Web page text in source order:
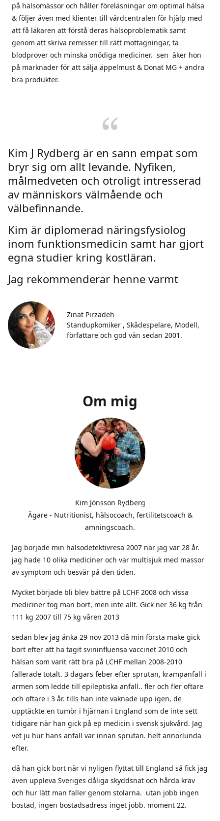
på hälsomässor och håller föreläsningar om optimal hälsa
& följer även med klienter till vårdcentralen för hjälp med
att få läkaren att förstå deras hälsoproblematik samt
genom att skriva remisser till rätt mottagningar, ta
blodprover och minska onödiga mediciner. sen åker hon
på marknader för att sälja äppelmust & Donat MG + andra
bra produkter.
Kim J Rydberg är en sann empat som
bryr sig om allt levande. Nyfiken,
målmedveten och otroligt intresserad
av människors välmående och
välbefinnande.
Kim är diplomerad näringsfysiolog
inom funktionsmedicin samt har gjort
egna studier kring kostläran.
Jag rekommenderar henne varmt
Zinat Pirzadeh
Standupkomiker , Skådespelare, Modell,
författare och god vän sedan 2001.
Om mig
Kim Jönsson Rydberg
Ägare - Nutritionist, hälsocoach, fertilitetscoach &
amningscoach.
Jag började min hälsodetektivresa 2007 när jag var 28 år.
jag hade 10 olika mediciner och var multisjuk med massor
av symptom och besvär på den tiden.
Mycket började bli blev bättre på LCHF 2008 och vissa
mediciner tog man bort, men inte allt. Gick ner 36 kg från
111 kg 2007 till 75 kg våren 2013
sedan blev jag änka 29 nov 2013 då min första make gick
bort efter att ha tagit svininfluensa vaccinet 2010 och
hälsan som varit rätt bra på LCHF mellan 2008-2010
fallerade totalt. 3 dagars feber efter sprutan, krampanfall i
armen som ledde till epileptiska anfall.. fler och fler oftare
och oftare i 3 år. tills han inte vaknade upp igen, de
upptäckte en tumör i hjärnan i England som de inte sett
tidigare när han gick på ep medicin i svensk sjukvård. Jag
vet ju hur hans anfall var innan sprutan. helt annorlunda
efter.
då han gick bort när vi nyligen flyttat till England så fick jag
även uppleva Sveriges dåliga skyddsnät och hårda krav
och hur lätt man faller genom stolarna. utan jobb ingen
bostad, ingen bostadsadress inget jobb. moment 22.